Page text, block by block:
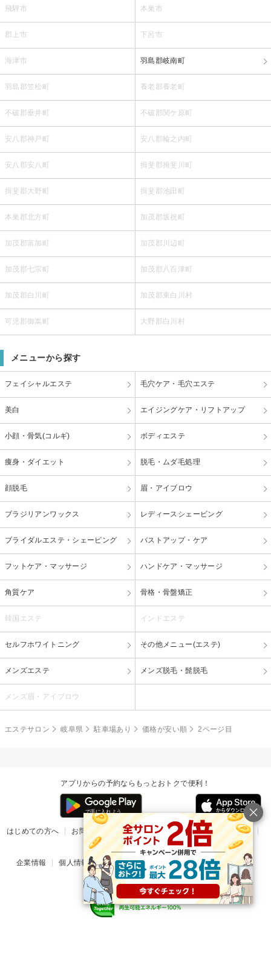
飛騨市 本巣市
郡上市 下呂市
海津市 羽島郡岐南町
羽島郡笠松町 養老郡養老町
不破郡垂井町 不破郡関ケ原町
安八郡神戸町 安八郡輪之内町
安八郡安八町 揖斐郡揖斐川町
揖斐郡大野町 揖斐郡池田町
本巣郡北方町 加茂郡坂祝町
加茂郡富加町 加茂郡川辺町
加茂郡七宗町 加茂郡八百津町
加茂郡白川町 加茂郡東白川村
可児郡御嵩町 大野郡白川村
メニューから探す
フェイシャルエステ 毛穴ケア・毛穴エステ
美白 エイジングケア・リフトアップ
小顔・骨気(コルギ) ボディエステ
痩身・ダイエット 脱毛・ムダ毛処理
顔脱毛 眉・アイブロウ
ブラジリアンワックス レディースシェービング
ブライダルエステ・シェービング バストアップ・ケア
フットケア・マッサージ ハンドケア・マッサージ
角質ケア 骨格・骨盤矯正
韓国エステ インドエステ
セルフホワイトニング その他メニュー(エステ)
メンズエステ メンズ脱毛・髭脱毛
メンズ眉・アイブロウ
エステサロン 岐阜県 駐車場あり 価格が安い順 2ページ目
アプリからの予約ならもっとおトクで便利！
はじめての方へ お問い合わせ ヘルプ リリース情報
利用規約
掲載ご希望のサロン様
企業情報 個人情報保護方針 楽天のサービス一覧 アプリ一覧
© Rakuten Group, Inc.